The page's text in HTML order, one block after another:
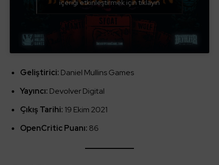
içeriği etkinleştirmek için tıklayın
Geliştirici: Daniel Mullins Games
Yayıncı: Devolver Digital
Çıkış Tarihi: 19 Ekim 2021
OpenCritic Puanı: 86